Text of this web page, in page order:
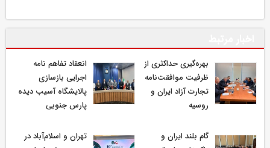
بهره‌گیری حداکثری از
ظرفیت موافقت‌نامه
تجارت آزاد ایران و
روسیه
انعقاد تفاهم نامه
اجرایی بازسازی
پالایشگاه آسیب دیده
پارس جنوبی
گام بلند ایران و
تهران و اسلام‌آباد در